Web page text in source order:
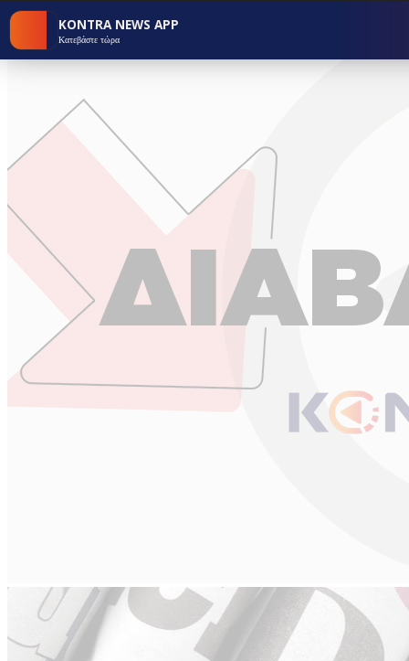
KONTRA NEWS APP
Κατεβάστε τώρα